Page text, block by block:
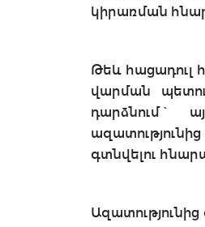
կիրառման
Թեև հացադուլ
վարման
դարձնում`
գտնվելու